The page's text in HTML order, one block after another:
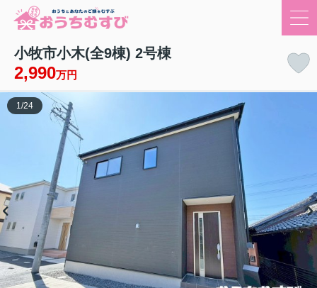
小牧市小木(全9棟) 2号棟
2,990万円
1/24